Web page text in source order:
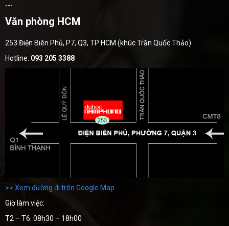
---
Văn phòng HCM
253 Điện Biên Phủ, P7, Q3, TP HCM (khúc Trần Quốc Thảo)
Hotline: 093 205 3388
>> Xem đường đi trên Google Map
Giờ làm việc:
T2 – T6: 08h30 – 18h00